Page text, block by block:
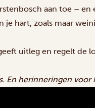
aan toe – en
je hart, zoals maar
uitleg en regelt de
En herinneringen voor